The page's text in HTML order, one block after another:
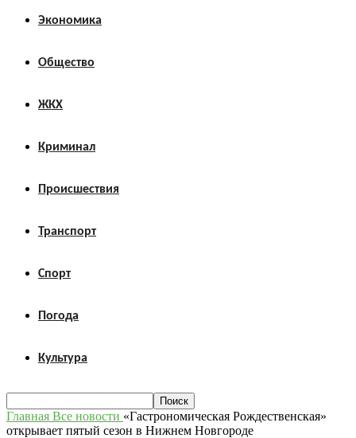
Экономика
Общество
ЖКХ
Криминал
Происшествия
Транспорт
Спорт
Погода
Культура
Главная Все новости «Гастрономическая Рождественская»
открывает пятый сезон в Нижнем Новгороде